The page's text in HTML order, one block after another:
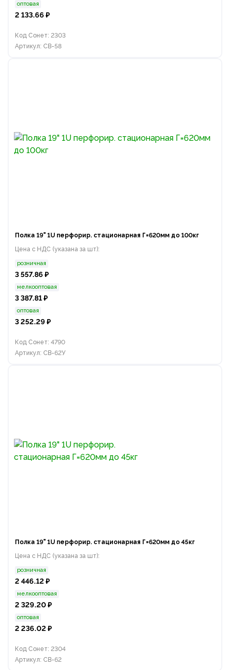
оптовая
2 133.66 ₽
Код Сонет: 2303
Артикул: СВ-58
Полка 19" 1U перфорир. стационарная Г=620мм до 100кг
Цена с НДС (указана за шт):
розничная
3 557.86 ₽
мелкооптовая
3 387.81 ₽
оптовая
3 252.29 ₽
Код Сонет: 4790
Артикул: СВ-62У
Полка 19" 1U перфорир. стационарная Г=620мм до 45кг
Цена с НДС (указана за шт):
розничная
2 446.12 ₽
мелкооптовая
2 329.20 ₽
оптовая
2 236.02 ₽
Код Сонет: 2304
Артикул: СВ-62